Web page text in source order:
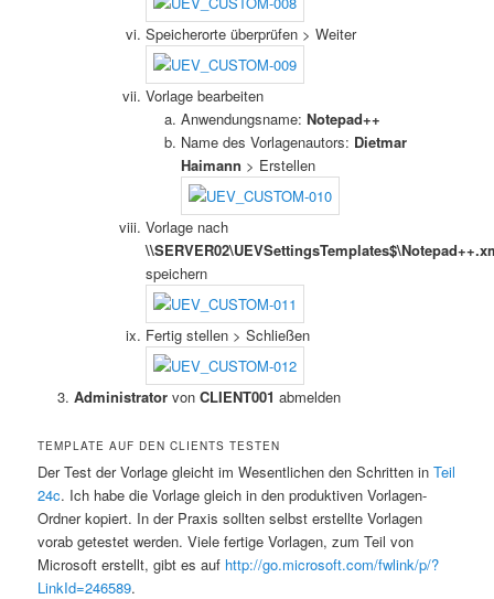
Speicherorte überprüfen > Weiter
Vorlage bearbeiten
Anwendungsname:Notepad++
Name des Vorlagenautors: Dietmar
Haimann > Erstellen
Vorlage nach
speichern
Fertig stellen > Schließen
Administratorvon CLIENT001 abmelden
TEMPLATE AUF DEN CLIENTS TESTEN
Der Test der Vorlage gleicht im Wesentlichen den Schritten inTeil
24c. Ich habe die Vorlage gleich in den produktiven Vorlagen-
Ordner kopiert. In der Praxis sollten selbst erstellte Vorlagen
vorab getestet werden. Viele fertige Vorlagen, zum Teil von
Microsoft erstellt, gibt es auf http://go.microsoft.com/fwlink/p/?
LinkId=246589.